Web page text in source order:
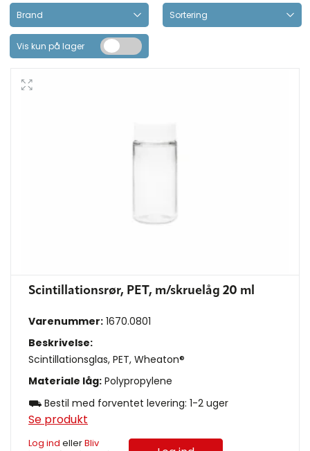
Vis kun på lager
Scintillationsrør, PET, m/skruelåg 20 ml
Varenummer: 1670.0801
Beskrivelse:
Scintillationsglas, PET, Wheaton®
Materiale låg: Polypropylene
⛟ Bestil med forventet levering: 1-2 uger
Se produkt
Log ind ellerBliv